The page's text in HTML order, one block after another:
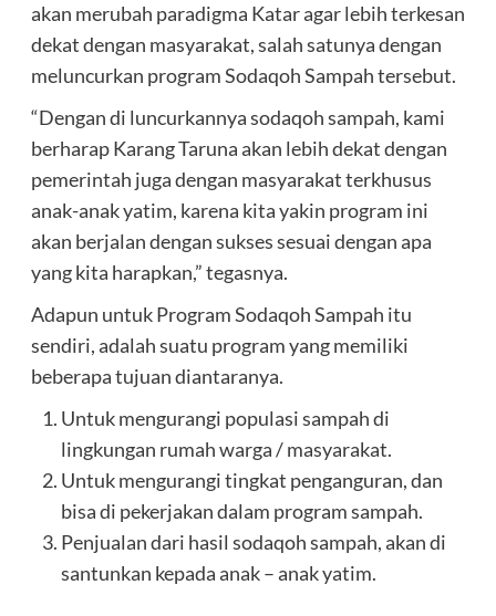
akan merubah paradigma Katar agar lebih terkesan
dekat dengan masyarakat, salah satunya dengan
meluncurkan program Sodaqoh Sampah tersebut.
“Dengan di luncurkannya sodaqoh sampah, kami
berharap Karang Taruna akan lebih dekat dengan
pemerintah juga dengan masyarakat terkhusus
anak-anak yatim, karena kita yakin program ini
akan berjalan dengan sukses sesuai dengan apa
yang kita harapkan,” tegasnya.
Adapun untuk Program Sodaqoh Sampah itu
sendiri, adalah suatu program yang memiliki
beberapa tujuan diantaranya.
Untuk mengurangi populasi sampah di
lingkungan rumah warga / masyarakat.
Untuk mengurangi tingkat penganguran, dan
bisa di pekerjakan dalam program sampah.
Penjualan dari hasil sodaqoh sampah, akan di
santunkan kepada anak – anak yatim.